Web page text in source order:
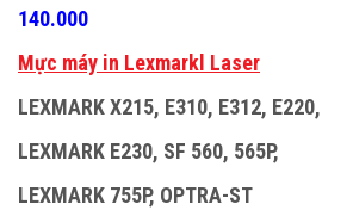
140.000
Mực máy in Lexmarkl Laser
LEXMARK X215, E310, E312, E220,
LEXMARK E230, SF 560, 565P,
LEXMARK 755P, OPTRA-ST